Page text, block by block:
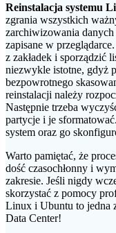
Reinstalacja systemu
zgrania wszystkich
zarchiwizowania
zapisane w
z zakładek i sporządzić
niezwykle istotne, gdyż
bezpowrotnego
reinstalacji należy
Następnie trzeba
partycje i je
system oraz go
Warto pamiętać, że
dość czasochłonny i
zakresie. Jeśli nigdy
skorzystać z pomocy
Linux i Ubuntu to jedna
Data Center!